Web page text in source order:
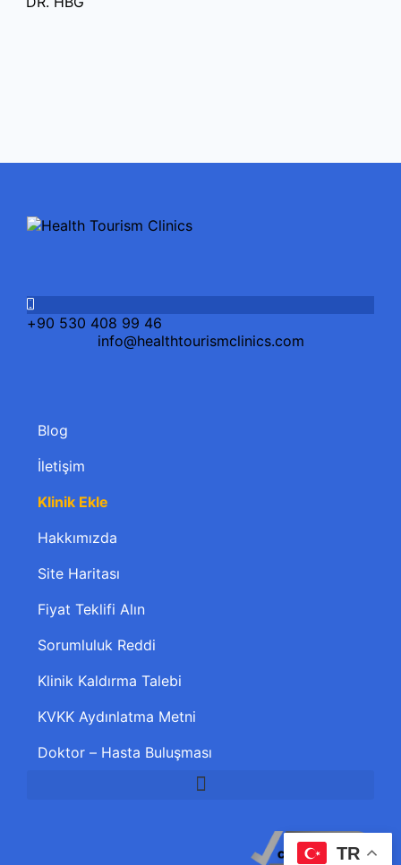
+90 530 408 99 46
info@healthtourismclinics.com
Blog
İletişim
Klinik Ekle
Hakkımızda
Site Haritası
Fiyat Teklifi Alın
Sorumluluk Reddi
Klinik Kaldırma Talebi
KVKK Aydınlatma Metni
Doktor – Hasta Buluşması
TR